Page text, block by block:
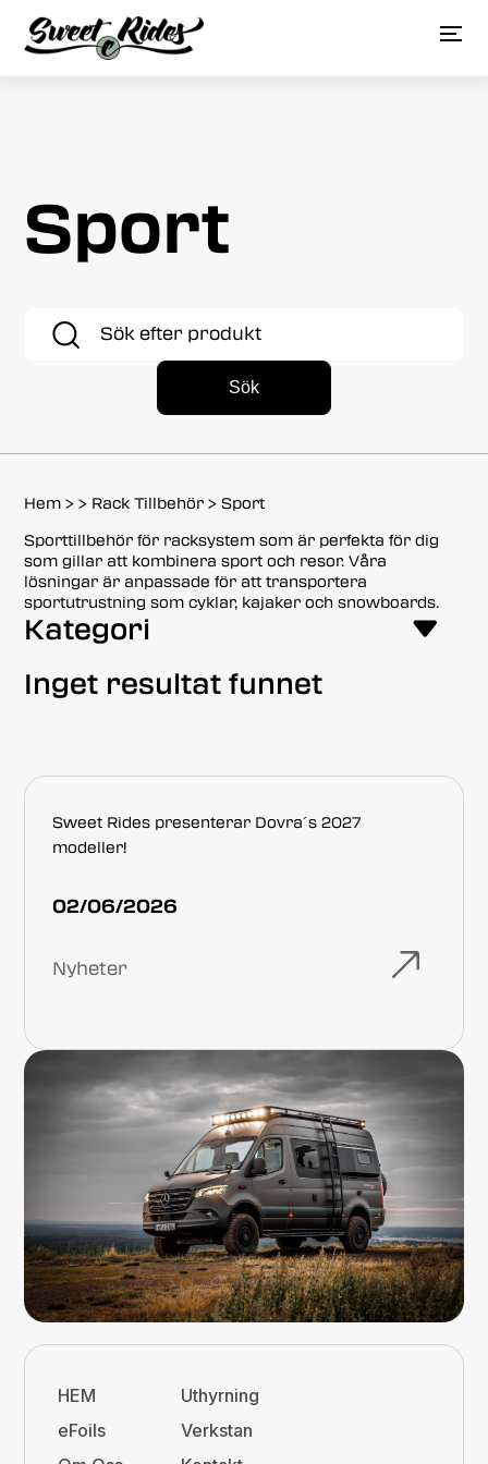
Sport
efter:
Sök
Hem >> Rack Tillbehör >Sport
Sporttillbehör för racksystem som är perfekta för dig
som gillar att kombinera sport och resor. Våra
lösningar är anpassade för att transportera
sportutrustning som cyklar, kajaker och snowboards.
Kategori
Inget resultat funnet
Sweet Rides presenterar Dovra´s 2027
modeller!
02/06/2026
Nyheter
HEM
eFoils
Uthyrning
Verkstan